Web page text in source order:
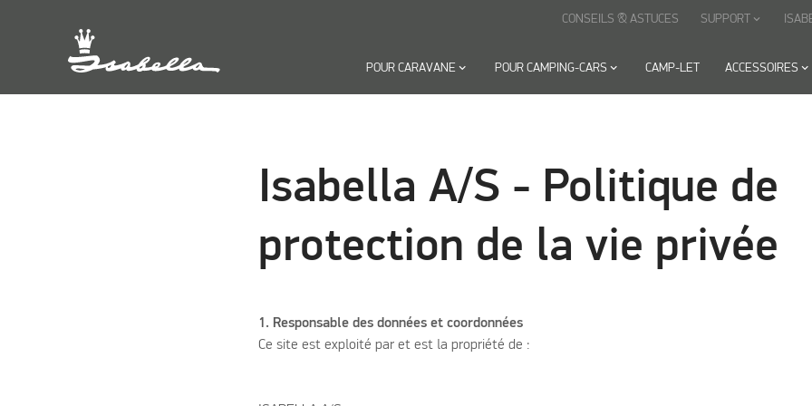
POUR CARAVANE keyboard_arrow_down POUR CAMPING-CARSkeyboard_arrow_down CAMP-LET ACCESSOIRES keyboard_arrow_down
CONSEILS & ASTUCES SUPPORT keyboard_arrow_down
Isabella A/S - Politique de
protection de la vie privée
1. Responsable des données et coordonnées
Ce site est exploité par et est la propriété de :